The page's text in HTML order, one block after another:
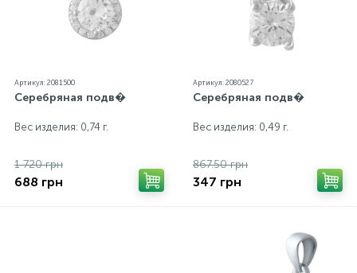
Артикул: 2081500
Серебряная подв�
Вес изделия: 0,74 г.
1 720 грн
688 грн
Артикул: 2080527
Серебряная подв�
Вес изделия: 0,49 г.
867.50 грн
347 грн